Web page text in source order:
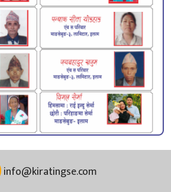
info@kiratingse.com